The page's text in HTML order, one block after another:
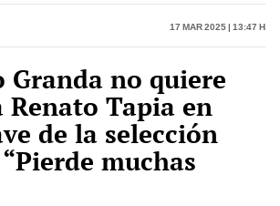
17 Mar 2025 | 13:47 h
Granda no quiere
Renato Tapia en
de la selección
muchas